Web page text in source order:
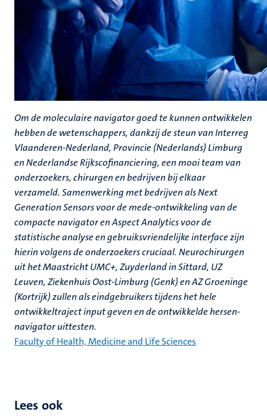
Om de moleculaire navigator goed te kunnen ontwikkelen
hebben de wetenschappers, dankzij de steun van Interreg
Vlaanderen-Nederland, Provincie (Nederlands) Limburg
en Nederlandse Rijkscofinanciering, een mooi team van
onderzoekers, chirurgen en bedrijven bij elkaar
verzameld. Samenwerking met bedrijven als Next
Generation Sensors voor de mede-ontwikkeling van de
compacte navigator en Aspect Analytics voor de
statistische analyse en gebruiksvriendelijke interface zijn
hierin volgens de onderzoekers cruciaal. Neurochirurgen
uit het Maastricht UMC+, Zuyderland in Sittard, UZ
Leuven, Ziekenhuis Oost-Limburg (Genk) en AZ Groeninge
(Kortrijk) zullen als eindgebruikers tijdens het hele
ontwikkeltraject input geven en de ontwikkelde hersen-
navigator uittesten.
Faculty of Health, Medicine and Life Sciences
Lees ook